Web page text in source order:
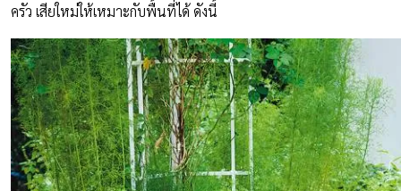
ครัว เสียใหม่ให้เหมาะกับพื้นที่ได้ ดังนี้